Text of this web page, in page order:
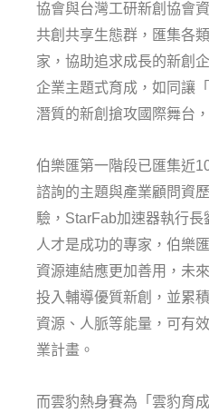
協會與台灣工研新創協會
共創共享生態群，匯集各
家，協助追求成長的新創
企業主題式育成，如同讓
潛質的新創搶攻國際舞台
伯樂匯第一階段已匯集近
諮詢的主題與產業顧問資
驗，StarFab加速器執行
人才是成功的專家，伯樂
資源連結應更加善用，未
投入輔導優質新創，並累
資源、人脈等能量，可有
業計畫。
而雲豹熱身賽為「雲豹育